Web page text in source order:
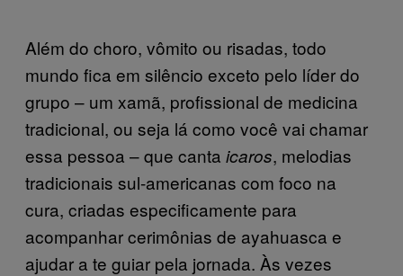
Além do choro, vômito ou risadas, todo
mundo fica em silêncio exceto pelo líder do
grupo – um xamã, profissional de medicina
tradicional, ou seja lá como você vai chamar
essa pessoa – que canta icaros, melodias
tradicionais sul-americanas com foco na
cura, criadas especificamente para
acompanhar cerimônias de ayahuasca e
ajudar a te guiar pela jornada. Às vezes